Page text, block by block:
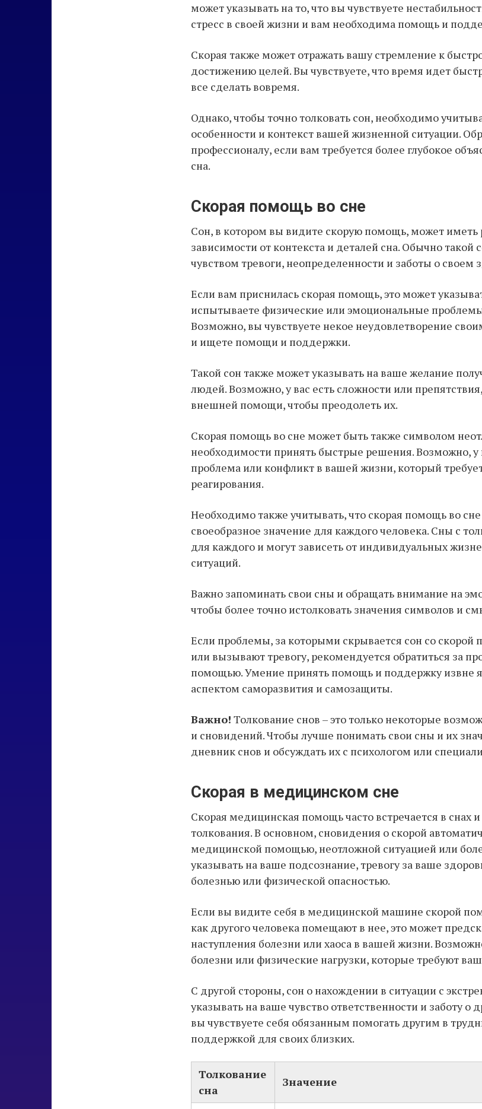
может указывать на то, что вы чувствуете
стресс в своей жизни и вам необходима помощь и
Скорая также может отражать вашу стремление к
достижению целей. Вы чувствуете, что время идет
все сделать вовремя.
Однако, чтобы точно толковать сон, необходимо
особенности и контекст вашей жизненной ситуации.
профессионалу, если вам требуется более глубокое
сна.
Скорая помощь во сне
Сон, в котором вы видите скорую помощь, может иметь
зависимости от контекста и деталей сна. Обычно такой
чувством тревоги, неопределенности и заботы о своем
Если вам приснилась скорая помощь, это может
испытываете физические или эмоциональные
Возможно, вы чувствуете некое неудовлетворение
и ищете помощи и поддержки.
Такой сон также может указывать на ваше желание
людей. Возможно, у вас есть сложности или
внешней помощи, чтобы преодолеть их.
Скорая помощь во сне может быть также символом
необходимости принять быстрые решения. Возможно, у
проблема или конфликт в вашей жизни, который
реагирования.
Необходимо также учитывать, что скорая помощь во
своеобразное значение для каждого человека. Сны с
для каждого и могут зависеть от индивидуальных
ситуаций.
Важно запоминать свои сны и обращать внимание на
чтобы более точно истолковать значения символов и
Если проблемы, за которыми скрывается сон со скорой
или вызывают тревогу, рекомендуется обратиться за
помощью. Умение принять помощь и поддержку извне
аспектом саморазвития и самозащиты.
Важно! Толкование снов – это только некоторые
и сновидений. Чтобы лучше понимать свои сны и их
дневник снов и обсуждать их с психологом или
Скорая в медицинском сне
Скорая медицинская помощь часто встречается в снах
толкования. В основном, сновидения о скорой
медицинской помощью, неотложной ситуацией или
указывать на ваше подсознание, тревогу за ваше
болезнью или физической опасностью.
Если вы видите себя в медицинской машине скорой
как другого человека помещают в нее, это может
наступления болезни или хаоса в вашей жизни.
болезни или физические нагрузки, которые требуют
С другой стороны, сон о нахождении в ситуации с
указывать на ваше чувство ответственности и заботу о
вы чувствуете себя обязанным помогать другим в
поддержкой для своих близких.
Толкование
сна
Значение